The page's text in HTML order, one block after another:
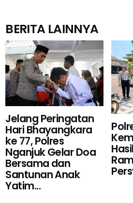
BERITA LAINNYA
Jelang Peringatan
Hari Bhayangkara
ke 77, Polres
Nganjuk Gelar Doa
Bersama dan
Santunan Anak
Yatim...